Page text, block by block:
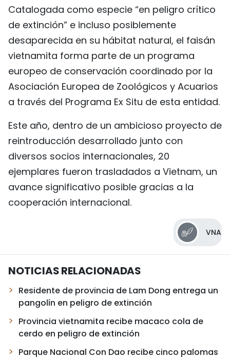
Catalogada como especie “en peligro crítico
de extinción” e incluso posiblemente
desaparecida en su hábitat natural, el faisán
vietnamita forma parte de un programa
europeo de conservación coordinado por la
Asociación Europea de Zoológicos y Acuarios
a través del Programa Ex Situ de esta entidad.
Este año, dentro de un ambicioso proyecto de
reintroducción desarrollado junto con
diversos socios internacionales, 20
ejemplares fueron trasladados a Vietnam, un
avance significativo posible gracias a la
cooperación internacional.
VNA
NOTICIAS RELACIONADAS
Residente de provincia de Lam Dong entrega un
pangolín en peligro de extinción
Provincia vietnamita recibe macaco cola de
cerdo en peligro de extinción
Parque Nacional Con Dao recibe cinco palomas